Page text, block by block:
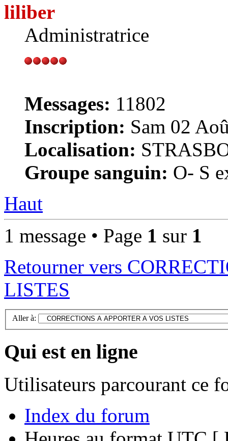
liliber
Administratrice
Messages: 11802
Inscription: Sam 02
Localisation:
Groupe sanguin: O- S
Haut
1 message • Page 1 sur 1
Retourner vers
LISTES
Aller à:
Qui est en ligne
Utilisateurs parcourant ce
Index du forum